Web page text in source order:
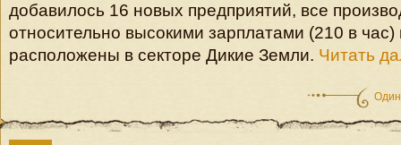
добавилось 16 новых предприятий, все
относительно высокими зарплатами (210 в час)
расположены в секторе Дикие Земли. Читать